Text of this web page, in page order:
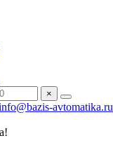
×
avtomatika.ru